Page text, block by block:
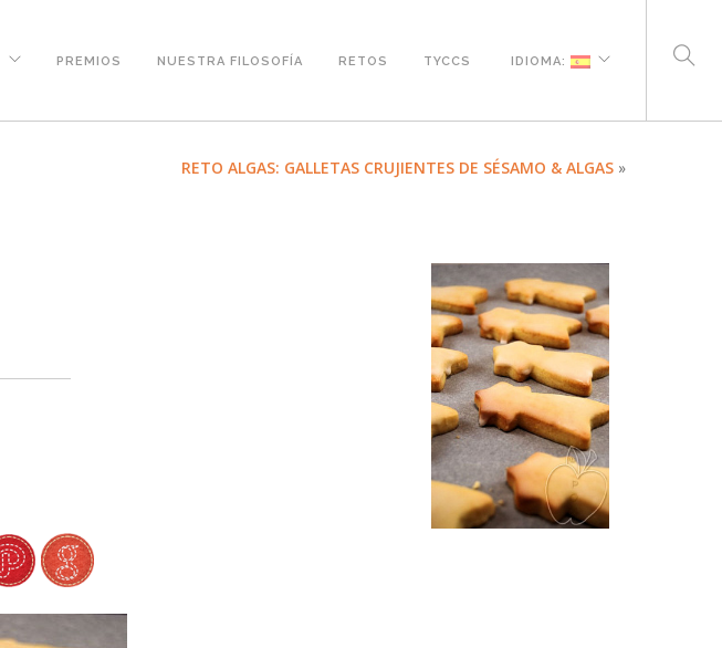
PREMIOS NUESTRA FILOSOFÍA RETOS TYCCS IDIOMA:
RETO ALGAS: GALLETAS CRUJIENTES DE SÉSAMO & ALGAS »